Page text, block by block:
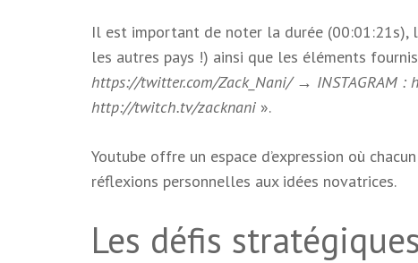
Il est important de noter la durée (00:01:21s),
les autres pays !) ainsi que les éléments
https://twitter.com/Zack_Nani/ → INSTAGRAM :
http://twitch.tv/zacknani ».
Youtube offre un espace d’expression où
réflexions personnelles aux idées novatrices.
Les défis